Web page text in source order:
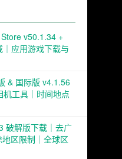
v50.1.34 +
应用游戏下载与
& 国际版 v4.1.56
工具｜时间地点
破解版下载｜去广
区限制｜全球区